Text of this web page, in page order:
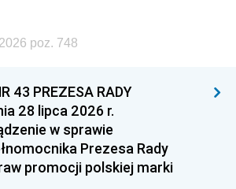
poz. 748
43 PREZESA RADY
28 lipca 2026 r.
w sprawie
Prezesa Rady
promocji polskiej marki